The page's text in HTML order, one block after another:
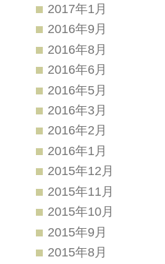
2017年1月
2016年9月
2016年8月
2016年6月
2016年5月
2016年3月
2016年2月
2016年1月
2015年12月
2015年11月
2015年10月
2015年9月
2015年8月